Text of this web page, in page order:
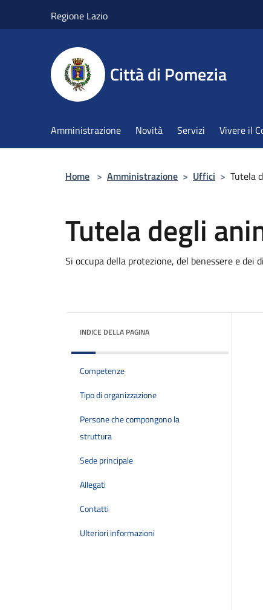
Regione Lazio
Città di Pomezia
Amministrazione Novità Servizi Vivere il
Home > Amministrazione > Uffici > Tutela
Tutela degli
Si occupa della protezione, del benessere e
INDICE DELLA PAGINA
Competenze
Tipo di organizzazione
Persone che compongono la
struttura
Sede principale
Allegati
Contatti
Ulteriori informazioni